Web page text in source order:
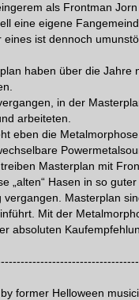
als Frontman
eine eigene
ist dennoch
haben über die Jahre
in der
arbeiteten.
eben die
Masterplan mit
„alten“ Hasen in so
Masterplan
Mit der
absoluten
former Helloween